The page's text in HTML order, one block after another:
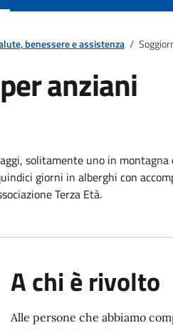
benessere e assistenza /
anziani
solitamente uno in montagna
giorni in alberghi con
Terza Età.
A chi è rivolto
Alle persone che abbiamo